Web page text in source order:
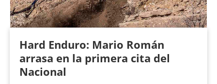
Hard Enduro: Mario Román
arrasa en la primera cita del
Nacional